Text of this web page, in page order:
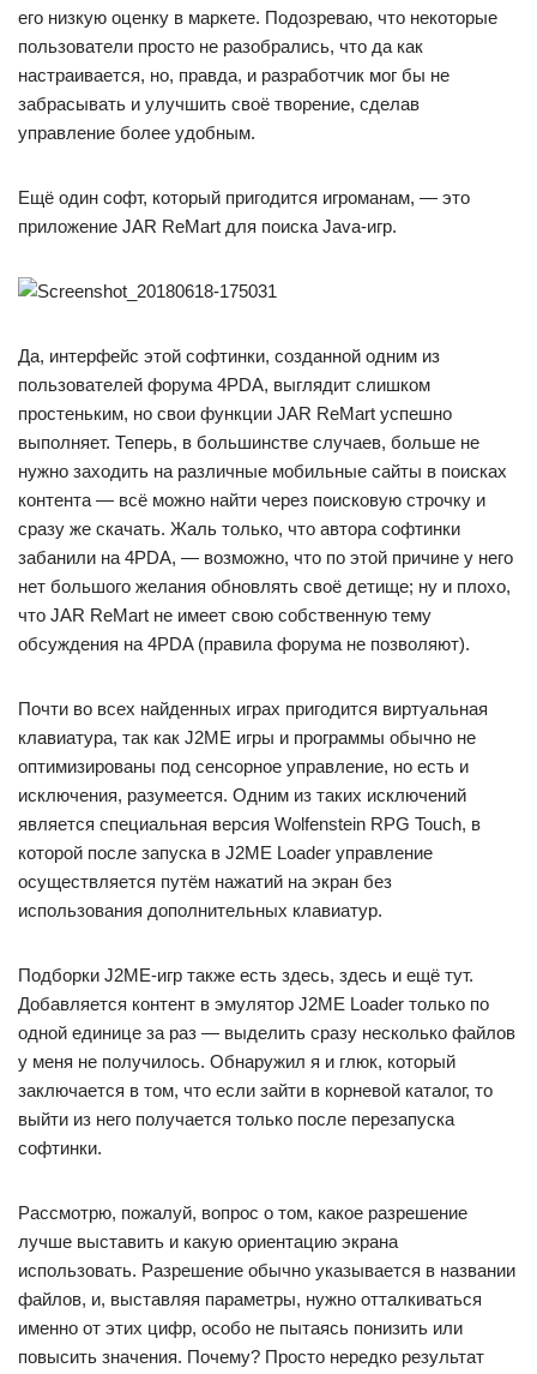
его низкую оценку в маркете. Подозреваю, что некоторые
пользователи просто не разобрались, что да как
настраивается, но, правда, и разработчик мог бы не
забрасывать и улучшить своё творение, сделав
управление более удобным.
Ещё один софт, который пригодится игроманам, — это
приложение JAR ReMart для поиска Java-игр.
Да, интерфейс этой софтинки, созданной одним из
пользователей форума 4PDA, выглядит слишком
простеньким, но свои функции JAR ReMart успешно
выполняет. Теперь, в большинстве случаев, больше не
нужно заходить на различные мобильные сайты в поисках
контента — всё можно найти через поисковую строчку и
сразу же скачать. Жаль только, что автора софтинки
забанили на 4PDA, — возможно, что по этой причине у него
нет большого желания обновлять своё детище; ну и плохо,
что JAR ReMart не имеет свою собственную тему
обсуждения на 4PDA (правила форума не позволяют).
Почти во всех найденных играх пригодится виртуальная
клавиатура, так как J2ME игры и программы обычно не
оптимизированы под сенсорное управление, но есть и
исключения, разумеется. Одним из таких исключений
является специальная версия Wolfenstein RPG Touch, в
которой после запуска в J2ME Loader управление
осуществляется путём нажатий на экран без
использования дополнительных клавиатур.
Подборки J2ME-игр также есть здесь, здесь и ещё тут.
Добавляется контент в эмулятор J2ME Loader только по
одной единице за раз — выделить сразу несколько файлов
у меня не получилось. Обнаружил я и глюк, который
заключается в том, что если зайти в корневой каталог, то
выйти из него получается только после перезапуска
софтинки.
Рассмотрю, пожалуй, вопрос о том, какое разрешение
лучше выставить и какую ориентацию экрана
использовать. Разрешение обычно указывается в названии
файлов, и, выставляя параметры, нужно отталкиваться
именно от этих цифр, особо не пытаясь понизить или
повысить значения. Почему? Просто нередко результат